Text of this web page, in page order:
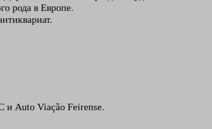
рода в Европе.
и Auto Viação Feirense.